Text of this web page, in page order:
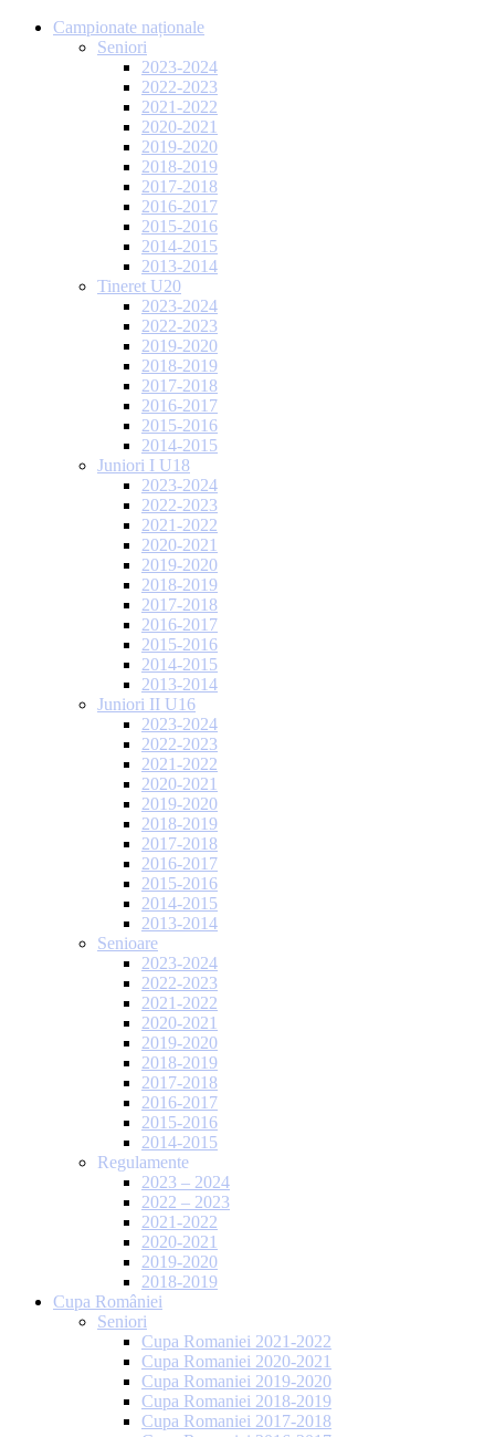
Campionate naționale
Seniori
2023-2024
2022-2023
2021-2022
2020-2021
2019-2020
2018-2019
2017-2018
2016-2017
2015-2016
2014-2015
2013-2014
Tineret U20
2023-2024
2022-2023
2019-2020
2018-2019
2017-2018
2016-2017
2015-2016
2014-2015
Juniori I U18
2023-2024
2022-2023
2021-2022
2020-2021
2019-2020
2018-2019
2017-2018
2016-2017
2015-2016
2014-2015
2013-2014
Juniori II U16
2023-2024
2022-2023
2021-2022
2020-2021
2019-2020
2018-2019
2017-2018
2016-2017
2015-2016
2014-2015
2013-2014
Senioare
2023-2024
2022-2023
2021-2022
2020-2021
2019-2020
2018-2019
2017-2018
2016-2017
2015-2016
2014-2015
Regulamente
2023 – 2024
2022 – 2023
2021-2022
2020-2021
2019-2020
2018-2019
Cupa României
Seniori
Cupa Romaniei 2021-2022
Cupa Romaniei 2020-2021
Cupa Romaniei 2019-2020
Cupa Romaniei 2018-2019
Cupa Romaniei 2017-2018